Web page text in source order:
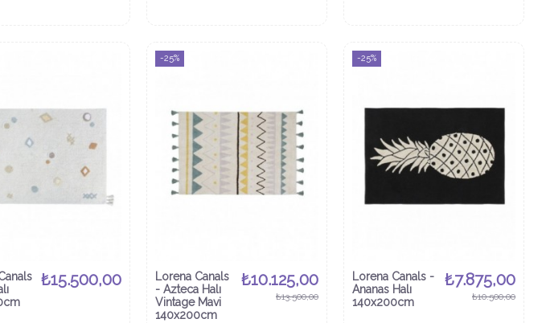
₺15.500,00
-25%
Lorena Canals
- Azteca Halı
Vintage Mavi
140x200cm
₺10.125,00
₺13.500,00
-25%
Lorena Canals -
Ananas Halı
140x200cm
₺7.875,00
₺10.500,00